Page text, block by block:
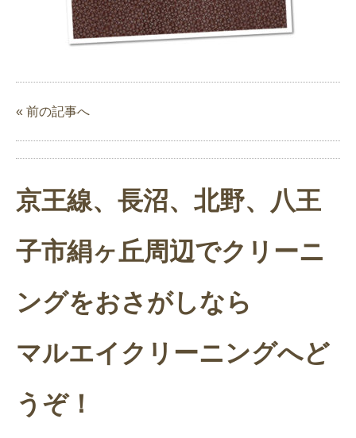
« 前の記事へ
京王線、長沼、北野、八王
子市絹ヶ丘周辺でクリーニ
ングをおさがしなら
マルエイクリーニングへど
うぞ！